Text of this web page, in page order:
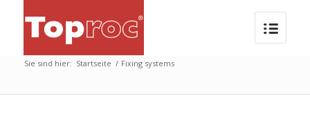
Sie sind hier: Startseite / Fixing systems